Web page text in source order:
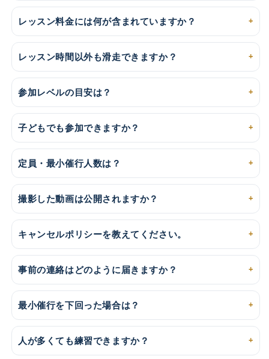
レッスン料金には何が含まれていますか？
レッスン時間以外も滑走できますか？
参加レベルの目安は？
子どもでも参加できますか？
定員・最小催行人数は？
撮影した動画は公開されますか？
キャンセルポリシーを教えてください。
事前の連絡はどのように届きますか？
最小催行を下回った場合は？
人が多くても練習できますか？